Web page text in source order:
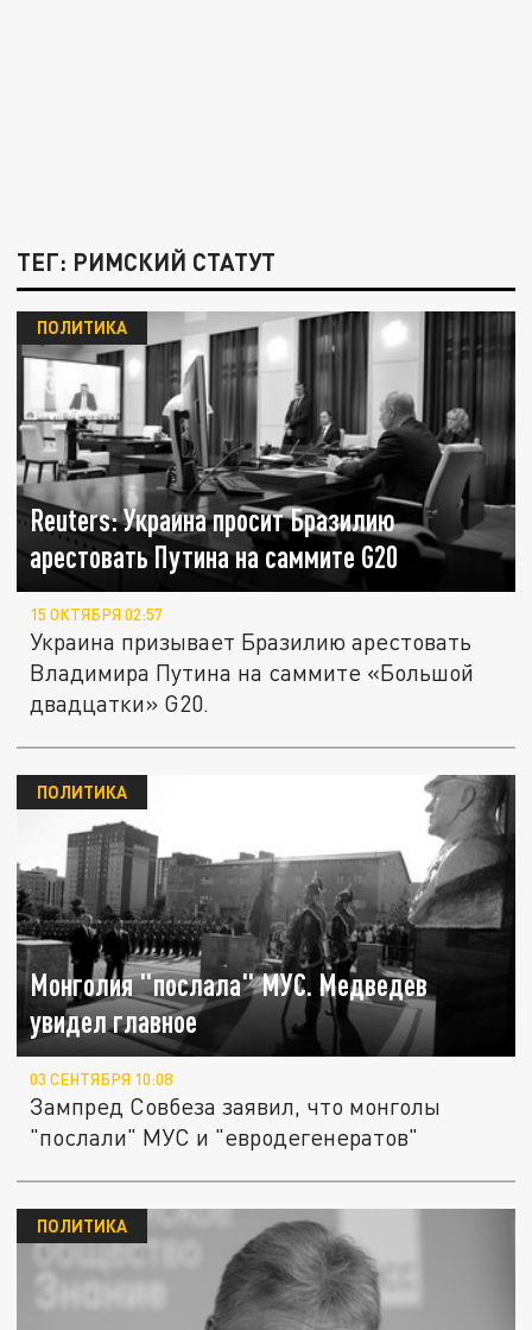
ТЕГ: РИМСКИЙ СТАТУТ
Reuters: Украина просит Бразилию
арестовать Путина на саммите G20
ПОЛИТИКА
15 ОКТЯБРЯ 02:57
Украина призывает Бразилию арестовать
Владимира Путина на саммите «Большой
двадцатки» G20.
Монголия "послала" МУС. Медведев
увидел главное
ПОЛИТИКА
03 СЕНТЯБРЯ 10:08
Зампред Совбеза заявил, что монголы
"послали" МУС и "евродегенератов"
ПОЛИТИКА